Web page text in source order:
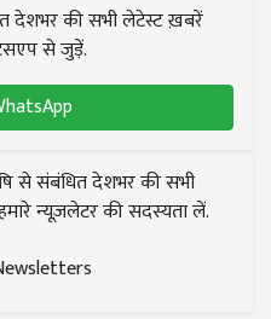
देशभर की सभी लेटेस्ट ख़बरें
से जुड़ें.
से संबंधित देशभर की सभी
न्यूज़लेटर की सदस्यता लें.